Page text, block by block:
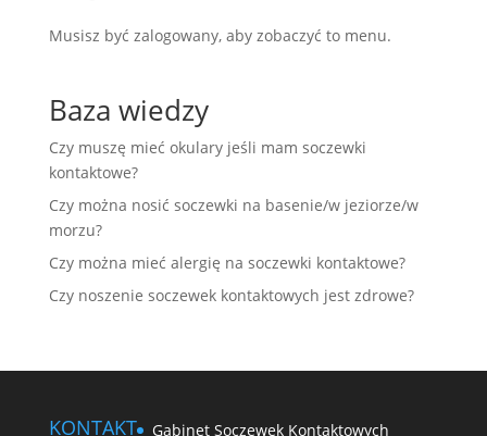
Musisz być zalogowany, aby zobaczyć to menu.
Baza wiedzy
Czy muszę mieć okulary jeśli mam soczewki
kontaktowe?
Czy można nosić soczewki na basenie/w jeziorze/w
morzu?
Czy można mieć alergię na soczewki kontaktowe?
Czy noszenie soczewek kontaktowych jest zdrowe?
KONTAKT
Gabinet Soczewek Kontaktowych